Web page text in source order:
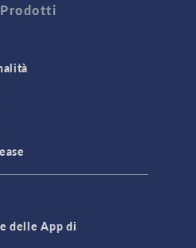
delle App di